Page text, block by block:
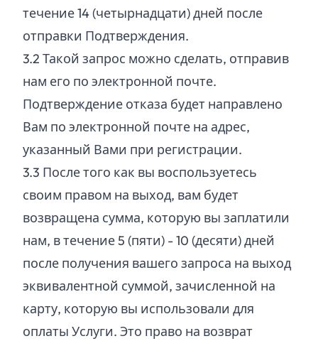
течение 14 (четырнадцати) дней после
отправки Подтверждения.
3.2 Такой запрос можно сделать, отправив
нам его по электронной почте.
Подтверждение отказа будет направлено
Вам по электронной почте на адрес,
указанный Вами при регистрации.
3.3 После того как вы воспользуетесь
своим правом на выход, вам будет
возвращена сумма, которую вы заплатили
нам, в течение 5 (пяти) - 10 (десяти) дней
после получения вашего запроса на выход
эквивалентной суммой, зачисленной на
карту, которую вы использовали для
оплаты Услуги. Это право на возврат